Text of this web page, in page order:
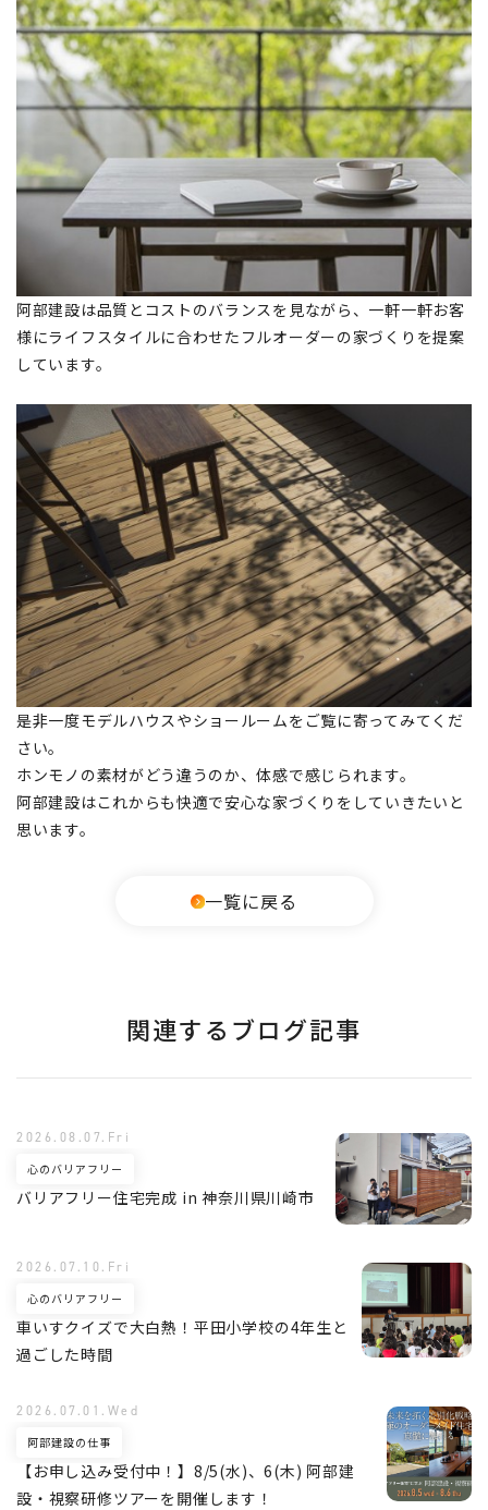
阿部建設は品質とコストのバランスを見ながら、一軒一軒お客
様にライフスタイルに合わせたフルオーダーの家づくりを提案
しています。
是非一度モデルハウスやショールームをご覧に寄ってみてくだ
さい。
ホンモノの素材がどう違うのか、体感で感じられます。
阿部建設はこれからも快適で安心な家づくりをしていきたいと
思います。
一覧に戻る
関連するブログ記事
バリアフリー住宅完成 in 神奈川県川崎市
心のバリアフリー
2026.08.07.Fri
車いすクイズで大白熱！平田小学校の4年生と
過ごした時間
心のバリアフリー
2026.07.10.Fri
【お申し込み受付中！】8/5(水)、6(木) 阿部建
設・視察研修ツアーを開催します！
阿部建設の仕事
2026.07.01.Wed